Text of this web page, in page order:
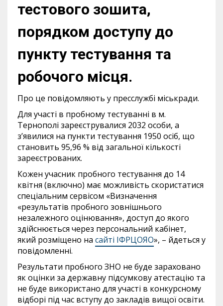
тестового зошита,
порядком доступу до
пункту тестування та
робочого місця.
Про це повідомляють у пресслужбі міськради.
Для участі в пробному тестуванні в м.
Тернополі зареєструвалися 2032 особи, а
з’явилися на пункти тестування 1950 осіб, що
становить 95,96 % від загальної кількості
зареєстрованих.
Кожен учасник пробного тестування до 14
квітня (включно) має можливість скористатися
спеціальним сервісом «Визначення
«результатів пробного зовнішнього
незалежного оцінювання», доступ до якого
здійснюється через персональний кабінет,
який розміщено на сайті ІФРЦОЯО», – йдеться у
повідомленні.
Результати пробного ЗНО не буде зараховано
як оцінки за державну підсумкову атестацію та
не буде використано для участі в конкурсному
відборі під час вступу до закладів вищої освіти.